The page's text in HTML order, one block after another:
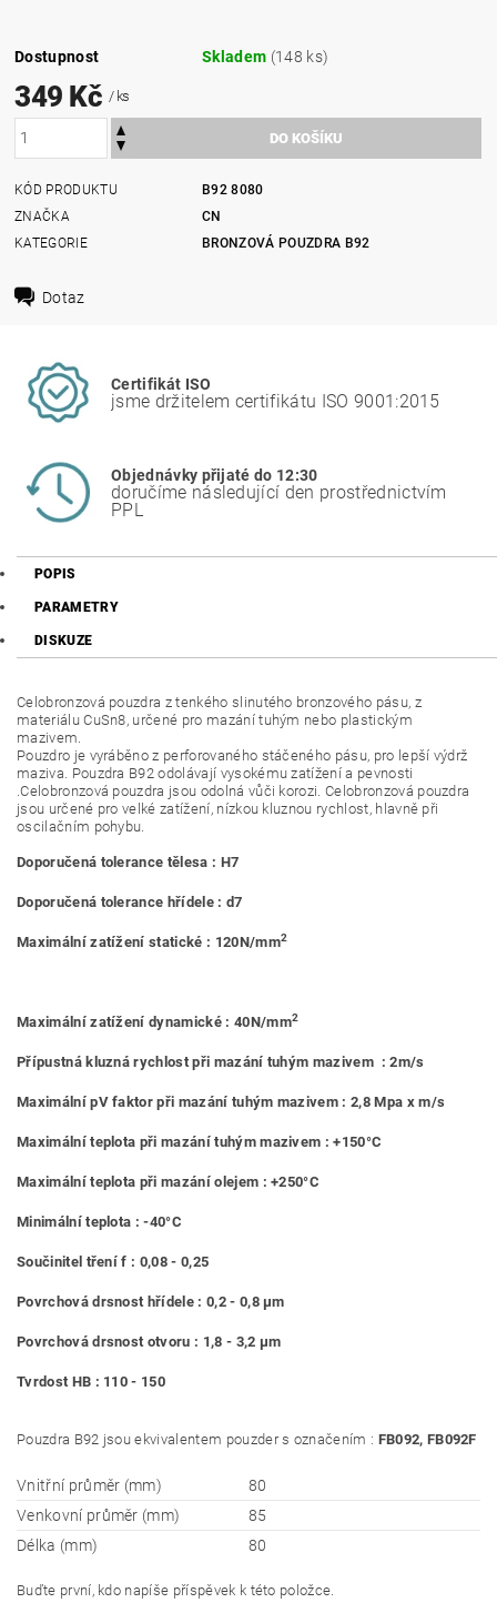
Dostupnost Skladem (148 ks)
349 Kč / ks
KÓD PRODUKTU
B92 8080
ZNAČKA
CN
KATEGORIE
BRONZOVÁ POUZDRA B92
Dotaz
Certifikát ISO
jsme držitelem certifikátu ISO 9001:2015
Objednávky přijaté do 12:30
doručíme následující den prostřednictvím
PPL
POPIS
PARAMETRY
DISKUZE
Celobronzová pouzdra z tenkého slinutého bronzového pásu, z
materiálu CuSn8, určené pro mazání tuhým nebo plastickým
mazivem.
Pouzdro je vyráběno z perforovaného stáčeného pásu, pro lepší výdrž
maziva. Pouzdra B92 odolávají vysokému zatížení a pevnosti
.Celobronzová pouzdra jsou odolná vůči korozi. Celobronzová pouzdra
jsou určené pro velké zatížení, nízkou kluznou rychlost, hlavně při
oscilačním pohybu.
Doporučená tolerance tělesa : H7
Doporučená tolerance hřídele : d7
Maximální zatížení statické : 120N/mm2
Maximální zatížení dynamické : 40N/mm2
Přípustná kluzná rychlost při mazání tuhým mazivem : 2m/s
Maximální pV faktor při mazání tuhým mazivem : 2,8 Mpa x m/s
Maximální teplota při mazání tuhým mazivem : +150°C
Maximální teplota při mazání olejem : +250°C
Minimální teplota : -40°C
Součinitel tření f : 0,08 - 0,25
Povrchová drsnost hřídele : 0,2 - 0,8 μm
Povrchová drsnost otvoru : 1,8 - 3,2 μm
Tvrdost HB : 110 - 150
Pouzdra B92 jsou ekvivalentem pouzder s označením : FB092, FB092F
Vnitřní průměr (mm)
80
Venkovní průměr (mm)
85
Délka (mm)
80
Buďte první, kdo napíše příspěvek k této položce.